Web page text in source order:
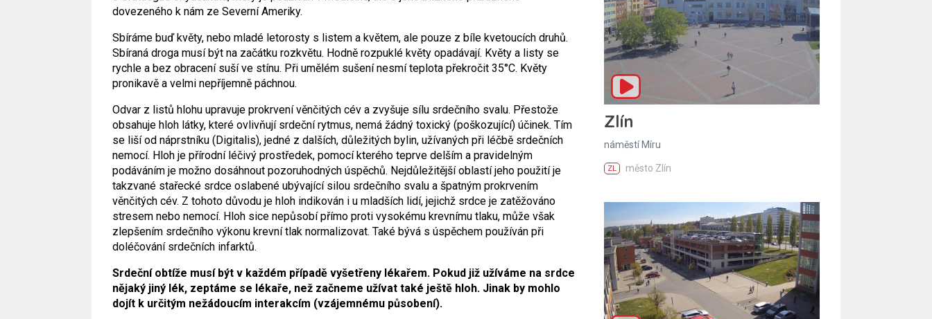
dovezeného k nám ze Severní Ameriky.
Sbíráme buď květy, nebo mladé letorosty s listem a květem, ale pouze z bíle kvetoucích druhů.
Sbíraná droga musí být na začátku rozkvětu. Hodně rozpuklé květy opadávají. Květy a listy se
rychle a bez obracení suší ve stínu. Při umělém sušení nesmí teplota překročit 35°C. Květy
pronikavě a velmi nepříjemně páchnou.
Odvar z listů hlohu upravuje prokrvení věnčitých cév a zvyšuje sílu srdečního svalu. Přestože
obsahuje hloh látky, které ovlivňují srdeční rytmus, nemá žádný toxický (poškozující) účinek. Tím
se liší od náprstníku (Digitalis), jedné z dalších, důležitých bylin, užívaných při léčbě srdečních
nemocí. Hloh je přírodní léčivý prostředek, pomocí kterého teprve delším a pravidelným
podáváním je možno dosáhnout pozoruhodných úspěchů. Nejdůležitější oblastí jeho použití je
takzvané stařecké srdce oslabené ubývající silou srdečního svalu a špatným prokrvením
věnčitých cév. Z tohoto důvodu je hloh indikován i u mladších lidí, jejichž srdce je zatěžováno
stresem nebo nemocí. Hloh sice nepůsobí přímo proti vysokému krevnímu tlaku, může však
zlepšením srdečního výkonu krevní tlak normalizovat. Také bývá s úspěchem používán při
doléčování srdečních infarktů.
Srdeční obtíže musí být v každém případě vyšetřeny lékařem. Pokud již užíváme na srdce
nějaký jiný lék, zeptáme se lékaře, než začneme užívat také ještě hloh. Jinak by mohlo
dojít k určitým nežádoucím interakcím (vzájemnému působení).
Zlín
náměstí Míru
ZL město Zlín